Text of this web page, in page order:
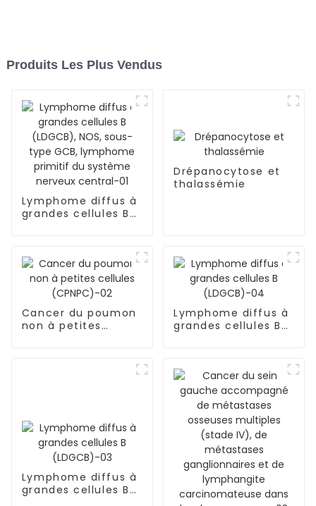
Produits Les Plus Vendus
Lymphome diffus à
grandes cellules B
du système nerveux
central-01
Drépanocytose et
thalassémie
Cancer du poumon
non à petites
Lymphome diffus à
grandes cellules B
Lymphome diffus à
grandes cellules B